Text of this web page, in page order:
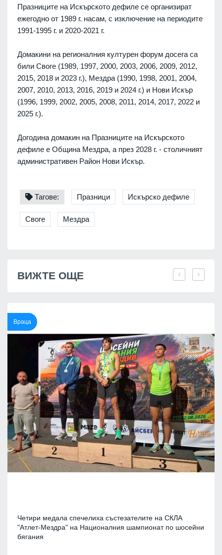
Празниците на Искърското дефиле се организират
ежегодно от 1989 г. насам, с изключение на периодите
1991-1995 г. и 2020-2021 г.
Домакини на регионалния културен форум досега са
били Своге (1989, 1997, 2000, 2003, 2006, 2009, 2012,
2015, 2018 и 2023 г.), Мездра (1990, 1998, 2001, 2004,
2007, 2010, 2013, 2016, 2019 и 2024 г.) и Нови Искър
(1996, 1999, 2002, 2005, 2008, 2011, 2014, 2017, 2022 и
2025 г.).
Догодина домакин на Празниците на Искърското
дефиле е Община Мездра, а през 2028 г. - столичният
административен Район Нови Искър.
Тагове: Празници Искърско дефиле
Своге Мездра
ВИЖТЕ ОЩЕ
Враца
Четири медала спечелиха състезателите на СКЛА
"Атлет-Мездра" на Националния шампионат по шосейни
бягания